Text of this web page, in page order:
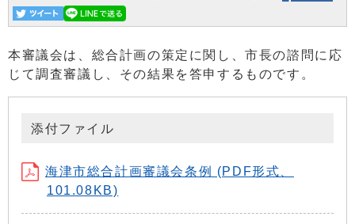
本審議会は、総合計画の策定に関し、市長の諮問に応
じて調査審議し、その結果を答申するものです。
添付ファイル
海津市総合計画審議会条例 (PDF形式、
101.08KB)